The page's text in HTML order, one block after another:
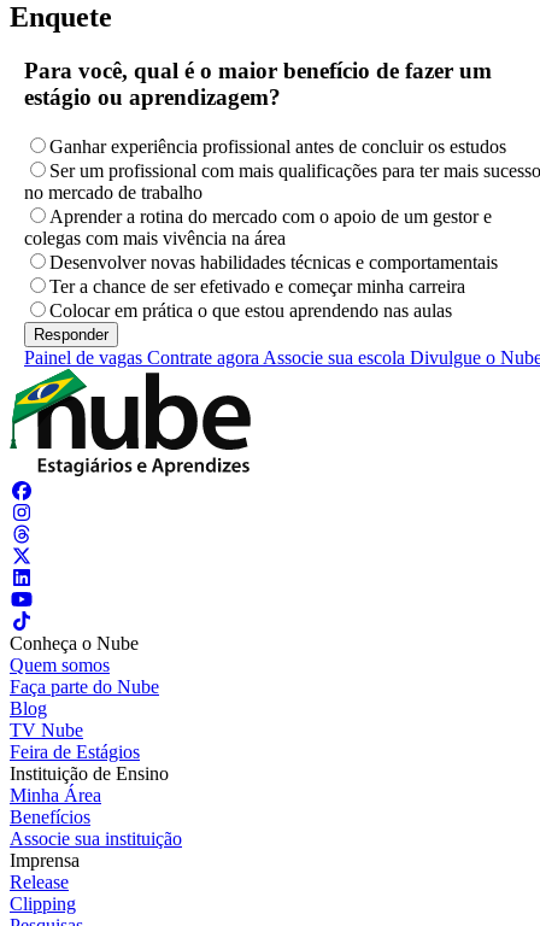
Enquete
Para você, qual é o maior benefício de fazer um
estágio ou aprendizagem?
Ganhar experiência profissional antes de concluir os estudos
Ser um profissional com mais qualificações para ter mais sucesso
no mercado de trabalho
Aprender a rotina do mercado com o apoio de um gestor e
colegas com mais vivência na área
Desenvolver novas habilidades técnicas e comportamentais
Ter a chance de ser efetivado e começar minha carreira
Colocar em prática o que estou aprendendo nas aulas
Painel de vagas Contrate agora Associe sua escola Divulgue o
Conheça o Nube
Quem somos
Faça parte do Nube
Blog
TV Nube
Feira de Estágios
Instituição de Ensino
Minha Área
Benefícios
Associe sua instituição
Imprensa
Release
Clipping